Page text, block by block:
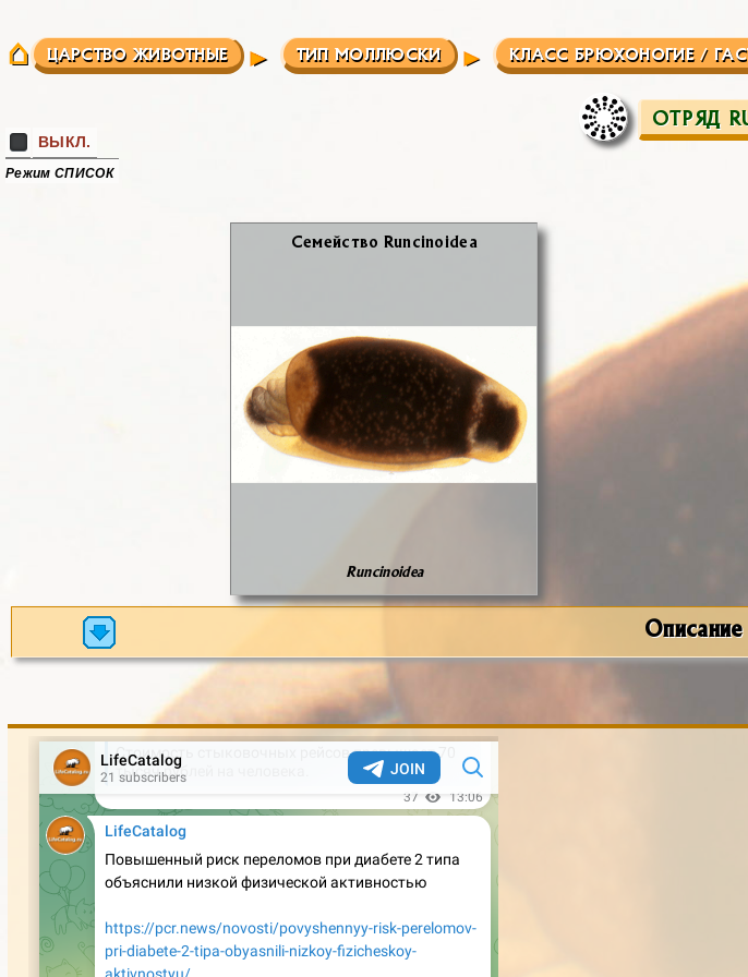
ЦАРСТВО ЖИВОТНЫЕ ТИП МОЛЛЮСКИ КЛАСС БРЮХОНОГИЕ /
ОТРЯД
ВЫКЛ.
Режим СПИСОК
Се­мей­ство Runcinoidea
Runcinoidea
Описание